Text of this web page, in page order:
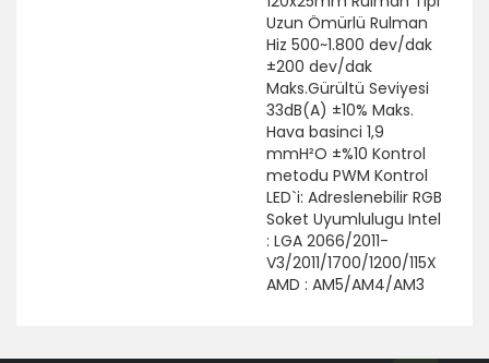
Uzun Ömürlü Rulman
Hiz 500~1.800 dev/dak
±200 dev/dak
Maks.Gürültü Seviyesi
33dB(A) ±10% Maks.
Hava basinci 1,9
mmH²O ±%10 Kontrol
metodu PWM Kontrol
LED`i: Adreslenebilir RGB
Soket Uyumlulugu Intel
: LGA 2066/2011-
V3/2011/1700/1200/115X
AMD : AM5/AM4/AM3